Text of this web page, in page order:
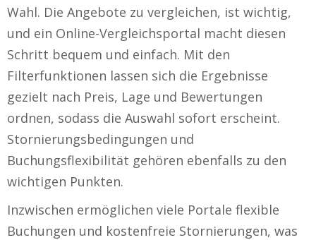
Wahl. Die Angebote zu vergleichen, ist wichtig,
und ein Online-Vergleichsportal macht diesen
Schritt bequem und einfach. Mit den
Filterfunktionen lassen sich die Ergebnisse
gezielt nach Preis, Lage und Bewertungen
ordnen, sodass die Auswahl sofort erscheint.
Stornierungsbedingungen und
Buchungsflexibilität gehören ebenfalls zu den
wichtigen Punkten.
Inzwischen ermöglichen viele Portale flexible
Buchungen und kostenfreie Stornierungen, was